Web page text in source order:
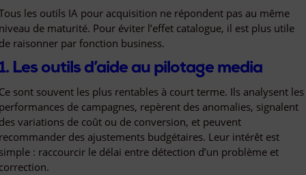
les outils IA pour acquisition ne répondent pas au même
de maturité. Pour éviter l’effet catalogue, il est plus utile
raisonner par fonction business.
Les outils d’aide au pilotage media
sont souvent les plus rentables à court terme. Ils analysent les
de campagnes, repèrent des anomalies, signalent
variations de coût ou de conversion, et peuvent
des ajustements budgétaires. Leur intérêt est
: raccourcir le délai entre détection d’un problème et